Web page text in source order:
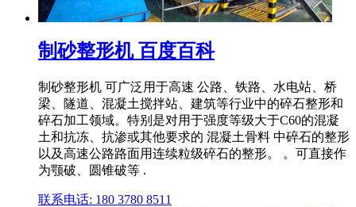
制砂整形机 百度百科
制砂整形机 可广泛用于高速 公路、铁路、水电站、桥
梁、隧道、混凝土搅拌站、建筑等行业中的碎石整形和
碎石加工领域。特别是对用于强度等级大于C60的混凝
土和抗冻、抗渗或其他要求的 混凝土骨料 中碎石的整形
以及高速公路路面用连续粒级碎石的整形。 。可直接作
为颚破、圆锥破等 .
联系电话: 180 3780 8511